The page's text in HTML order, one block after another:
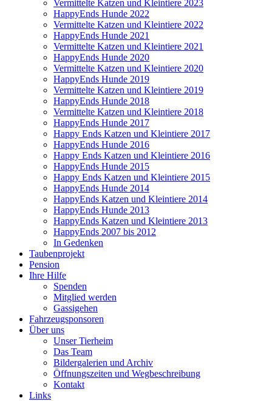
Vermittelte Katzen und Kleintiere 2023
HappyEnds Hunde 2022
Vermittelte Katzen und Kleintiere 2022
HappyEnds Hunde 2021
Vermittelte Katzen und Kleintiere 2021
HappyEnds Hunde 2020
Vermittelte Katzen und Kleintiere 2020
HappyEnds Hunde 2019
Vermittelte Katzen und Kleintiere 2019
HappyEnds Hunde 2018
Vermittelte Katzen und Kleintiere 2018
HappyEnds Hunde 2017
Happy Ends Katzen und Kleintiere 2017
HappyEnds Hunde 2016
Happy Ends Katzen und Kleintiere 2016
HappyEnds Hunde 2015
Happy Ends Katzen und Kleintiere 2015
HappyEnds Hunde 2014
HappyEnds Katzen und Kleintiere 2014
HappyEnds Hunde 2013
HappyEnds Katzen und Kleintiere 2013
HappyEnds 2007 bis 2012
In Gedenken
Taubenprojekt
Pension
Ihre Hilfe
Spenden
Mitglied werden
Gassigehen
Fahrzeugsponsoren
Über uns
Unser Tierheim
Das Team
Bildergalerien und Archiv
Öffnungszeiten und Wegbeschreibung
Kontakt
Links